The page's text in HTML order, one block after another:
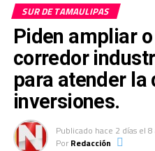
contribuyendo a fortalecer
infraestructura con la que
SUR DE TAMAULIPAS
Piden ampliar
corredor
para atender la
inversiones.
Publicado hace 2 días el 8
Por Redacción